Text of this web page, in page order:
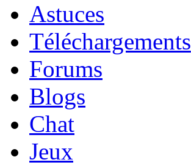
Astuces
Téléchargements
Forums
Blogs
Chat
Jeux